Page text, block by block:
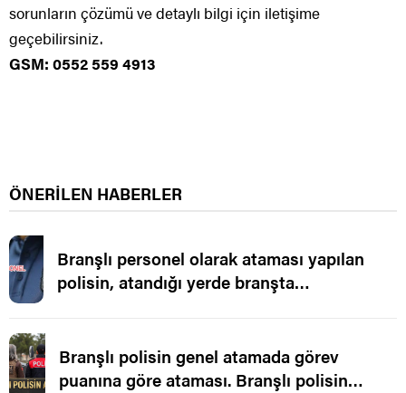
sorunların çözümü ve detaylı bilgi için iletişime
geçebilirsiniz.
GSM: 0552 559 4913
ÖNERİLEN HABERLER
Branşlı personel olarak ataması yapılan
polisin, atandığı yerde branşta
Branşlı polisin genel atamada görev
puanına göre ataması. Branşlı polisin